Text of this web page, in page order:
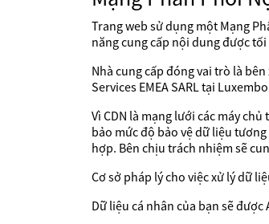
Trang web sử dụng một Mạng
năng cung cấp nội dung được
Nhà cung cấp đóng vai trò là
Services EMEA SARL tại
Vì CDN là mạng lưới các máy
bảo mức độ bảo vệ dữ liệu
hợp. Bên chịu trách nhiệm sẽ
Cơ sở pháp lý cho việc xử lý dữ
Dữ liệu cá nhân của bạn sẽ được